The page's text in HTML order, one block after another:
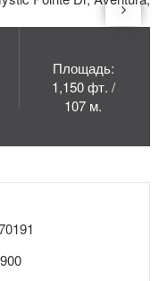
Площадь:
1,150 фт. /
107 м.